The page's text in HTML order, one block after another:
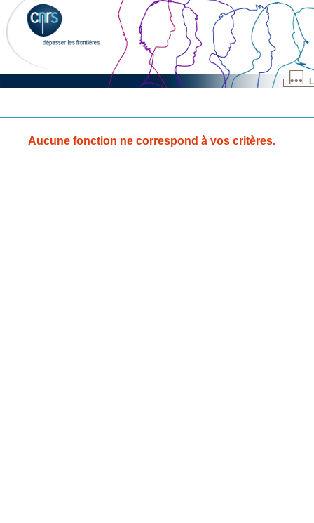
Aucune fonction ne correspond à vos critères.